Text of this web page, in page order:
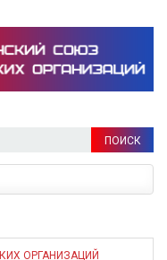
ОРГАНИЗАЦИЙ